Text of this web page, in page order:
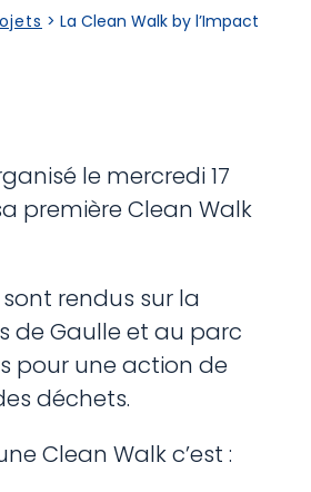
> La Clean Walk by l’Impact
le mercredi 17
première Clean Walk
sont rendus sur la
de Gaulle et au parc
pour une action de
déchets.
Clean Walk c’est :